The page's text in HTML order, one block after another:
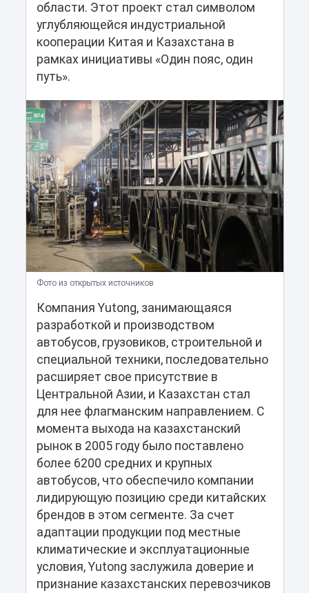
области. Этот проект стал символом
углубляющейся индустриальной
кооперации Китая и Казахстана в
рамках инициативы «Один пояс, один
путь».
Фото из открытых источников
Компания Yutong, занимающаяся
разработкой и производством
автобусов, грузовиков, строительной и
специальной техники, последовательно
расширяет свое присутствие в
Центральной Азии, и Казахстан стал
для нее флагманским направлением. С
момента выхода на казахстанский
рынок в 2005 году было поставлено
более 6200 средних и крупных
автобусов, что обеспечило компании
лидирующую позицию среди китайских
брендов в этом сегменте. За счет
адаптации продукции под местные
климатические и эксплуатационные
условия, Yutong заслужила доверие и
признание казахстанских перевозчиков